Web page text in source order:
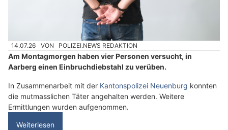
14.07.26 VON POLIZEI.NEWS REDAKTION
Am Montagmorgen haben vier Personen versucht, in
Aarberg einen Einbruchdiebstahl zu verüben.
In Zusammenarbeit mit der Kantonspolizei Neuenburg konnten
die mutmasslichen Täter angehalten werden. Weitere
Ermittlungen wurden aufgenommen.
Weiterlesen